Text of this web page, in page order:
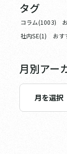
タグ
コラム(1003)
社内SE(1)
おす
月別アー